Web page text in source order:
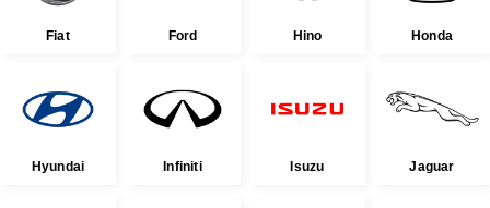
Fiat Ford Hino Honda
Hyundai Infiniti Isuzu Jaguar